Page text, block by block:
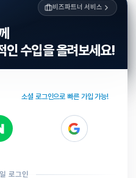
비즈파트너 서비스
인 수입을 올려보세요!
소셜 로그인으로 빠른 가입 가능!
로그인